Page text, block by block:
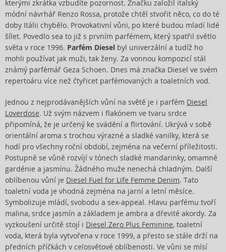
kterými zkrátka vzbudíte pozornost. Značku založil italský
módní návrhář Renzo Rossa, protože chtěl stvořit něco, co do té
doby Itálii chybělo. Provokativní vůni, po které budou mladí lidé
šílet. Povedlo sea to již s prvním parfémem, který spatřil světlo
světa v roce 1996. Parfém Diesel byl univerzální a tudíž ho
mohli používat jak muži, tak ženy. Za vonnou kompozicí stál
známý parfémář Geza Schoen. Dnes má značka Diesel ve svém
repertoáru více než čtyřicet parfémovaných a toaletních vod.
Jednou z nejprodávanějších vůní na světě je i parfém Diesel
Loverdose. Už svým názvem i flakónem ve tvaru srdce
připomíná, že je určený ke svádění a flirtování. Ukrývá v sobě
orientální aroma s trochou výrazné a sladké vanilky, která se
hodí pro všechny roční období, zejména na večerní příležitosti.
Postupně se vůně rozvíjí v tónech sladké mandarinky, omamné
gardénie a jasmínu. Žádného muže nenechá chladným. Další
oblíbenou vůní je Diesel Fuel for Life Femme Denim. Tato
toaletní voda je vhodná zejména na jarní a letní měsíce.
Symbolizuje mládí, svobodu a sex-appeal. Hlavu parfému tvoří
malina, srdce jasmín a základem je ambra a dřevité akordy. Za
vyzkoušení určitě stojí i Diesel Zero Plus Feminine, toaletní
voda, která byla vytvořena v roce 1999, a přesto se stále drží na
předních příčkách v celosvětové oblíbenosti. Ve vůni se mísí